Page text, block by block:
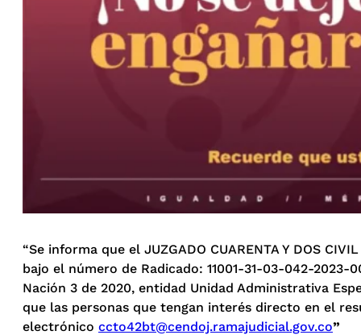
“Se informa que el JUZGADO CUARENTA Y DOS
bajo el número de Radicado: 11001-31-03-042-
Nación 3 de 2020, entidad Unidad Administrativa
que las personas que tengan interés directo en el
electrónico ccto42bt@cendoj.ramajudicial.gov.co”